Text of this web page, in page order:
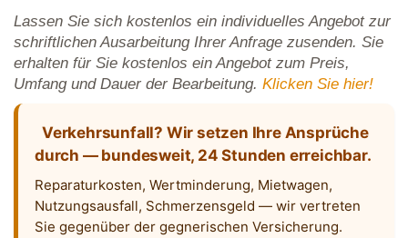
Lassen Sie sich kostenlos ein individuelles Angebot zur
schriftlichen Ausarbeitung Ihrer Anfrage zusenden. Sie
erhalten für Sie kostenlos ein Angebot zum Preis,
Umfang und Dauer der Bearbeitung. Klicken Sie hier!
Verkehrsunfall? Wir setzen Ihre Ansprüche
durch — bundesweit, 24 Stunden erreichbar.
Reparaturkosten, Wertminderung, Mietwagen,
Nutzungsausfall, Schmerzensgeld — wir vertreten
Sie gegenüber der gegnerischen Versicherung.